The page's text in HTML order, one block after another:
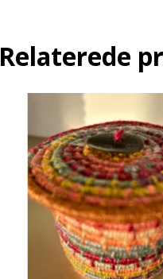
Relaterede